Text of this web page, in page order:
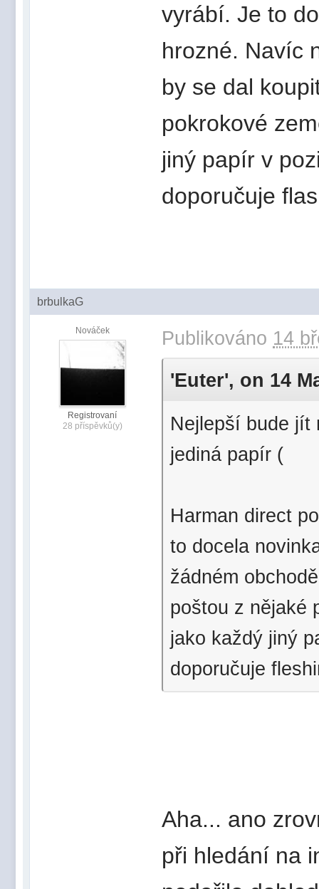
vyrábí. Je to
hrozné. Navíc
by se dal
pokrokové
jiný papír v
doporučuje
brbulkaG
Nováček
Registrovaní
28 příspěvků(y)
Publikováno 14
'Euter', on 14
Nejlepší bude jít
jediná papír (
Harman direct
to docela
žádném
poštou z nějaké
jako každý jiný
doporučuje
Aha... ano
při hledání na